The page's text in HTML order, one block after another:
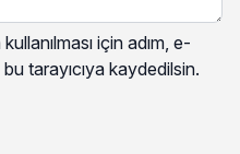
için adım, e-
tarayıcıya kaydedilsin.